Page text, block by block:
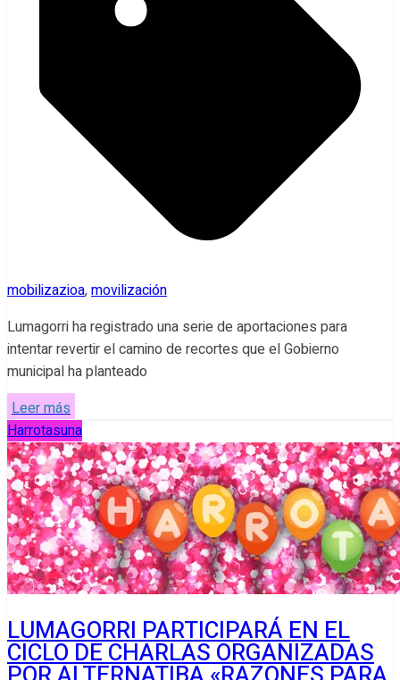
mobilizazioa,movilización
Lumagorri ha registrado una serie de aportaciones para
intentar revertir el camino de recortes que el Gobierno
municipal ha planteado
Leer más
Harrotasuna
LUMAGORRI PARTICIPARÁ EN EL
CICLO DE CHARLAS ORGANIZADAS